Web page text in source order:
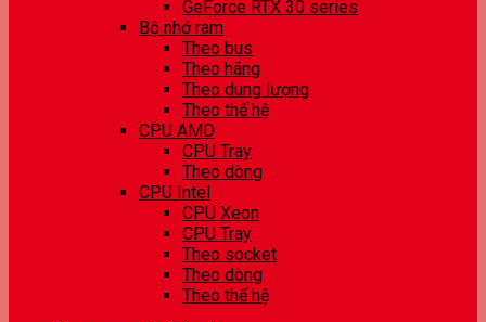
GeForce RTX 30 series
Bộ nhớ ram
Theo bus
Theo hãng
Theo dung lượng
Theo thế hệ
CPU AMD
CPU Tray
Theo dòng
CPU Intel
CPU Xeon
CPU Tray
Theo socket
Theo dòng
Theo thế hệ